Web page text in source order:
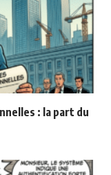
: la part du